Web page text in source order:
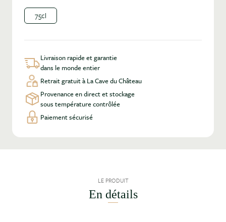
75cl
Livraison rapide et garantie
dans le monde entier
Retrait gratuit à La Cave du Château
Provenance en direct et stockage
sous température contrôlée
Paiement sécurisé
LE PRODUIT
En détails